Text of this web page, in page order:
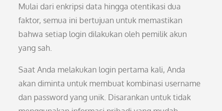
Mulai dari enkripsi data hingga otentikasi dua
faktor, semua ini bertujuan untuk memastikan
bahwa setiap login dilakukan oleh pemilik akun
yang sah.
Saat Anda melakukan login pertama kali, Anda
akan diminta untuk membuat kombinasi username
dan password yang unik. Disarankan untuk tidak